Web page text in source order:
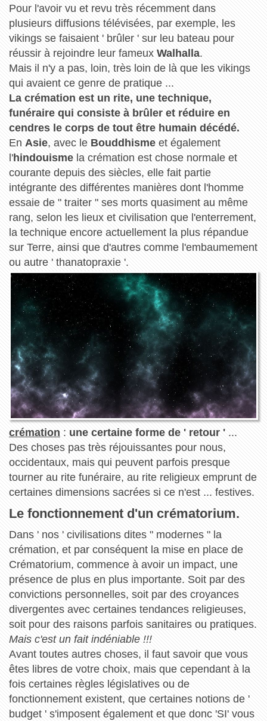
Pour l'avoir vu et revu très récemment dans
plusieurs diffusions télévisées, par exemple, les
vikings se faisaient ' brûler ' sur leu bateau pour
réussir à rejoindre leur fameux Walhalla.
Mais il n'y a pas, loin, très loin de là que les vikings
qui avaient ce genre de pratique ...
La crémation est un rite, une technique,
funéraire qui consiste à brûler et réduire en
cendres le corps de tout être humain décédé.
En Asie, avec le Bouddhismeet également
l'hindouismela crémation est chose normale et
courante depuis des siècles, elle fait partie
intégrante des différentes manières dont l'homme
essaie de " traiter " ses morts quasiment au même
rang, selon les lieux et civilisation que l'enterrement,
la technique encore actuellement la plus répandue
sur Terre, ainsi que d'autres comme l'embaumement
ou autre ' thanatopraxie '.
crémation : une certaine forme de ' retour '...
Des choses pas très réjouissantes pour nous,
occidentaux, mais qui peuvent parfois presque
tourner au rite funéraire, au rite religieux emprunt de
certaines dimensions sacrées si ce n'est ... festives.
Le fonctionnement d'un crématorium.
Dans ' nos ' civilisations dites " modernes " la
crémation, et par conséquent la mise en place de
Crématorium, commence à avoir un impact, une
présence de plus en plus importante. Soit par des
convictions personnelles, soit par des croyances
divergentes avec certaines tendances religieuses,
soit pour des raisons parfois sanitaires ou pratiques.
Mais c'est un fait indéniable !!!
Avant toutes autres choses, il faut savoir que vous
êtes libres de votre choix, mais que cependant à la
fois certaines règles législatives ou de
fonctionnement existent, que certaines notions de '
budget ' s'imposent également et que donc 'SI' vous